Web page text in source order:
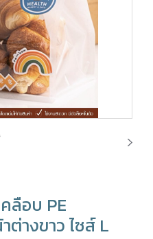
ลือบ PE
ต่างขาว ไซส์ L